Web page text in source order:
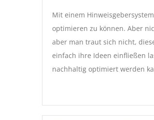
Mit einem
optimieren zu können. Aber
aber man traut sich nicht,
einfach ihre Ideen einfließen
nachhaltig optimiert werden